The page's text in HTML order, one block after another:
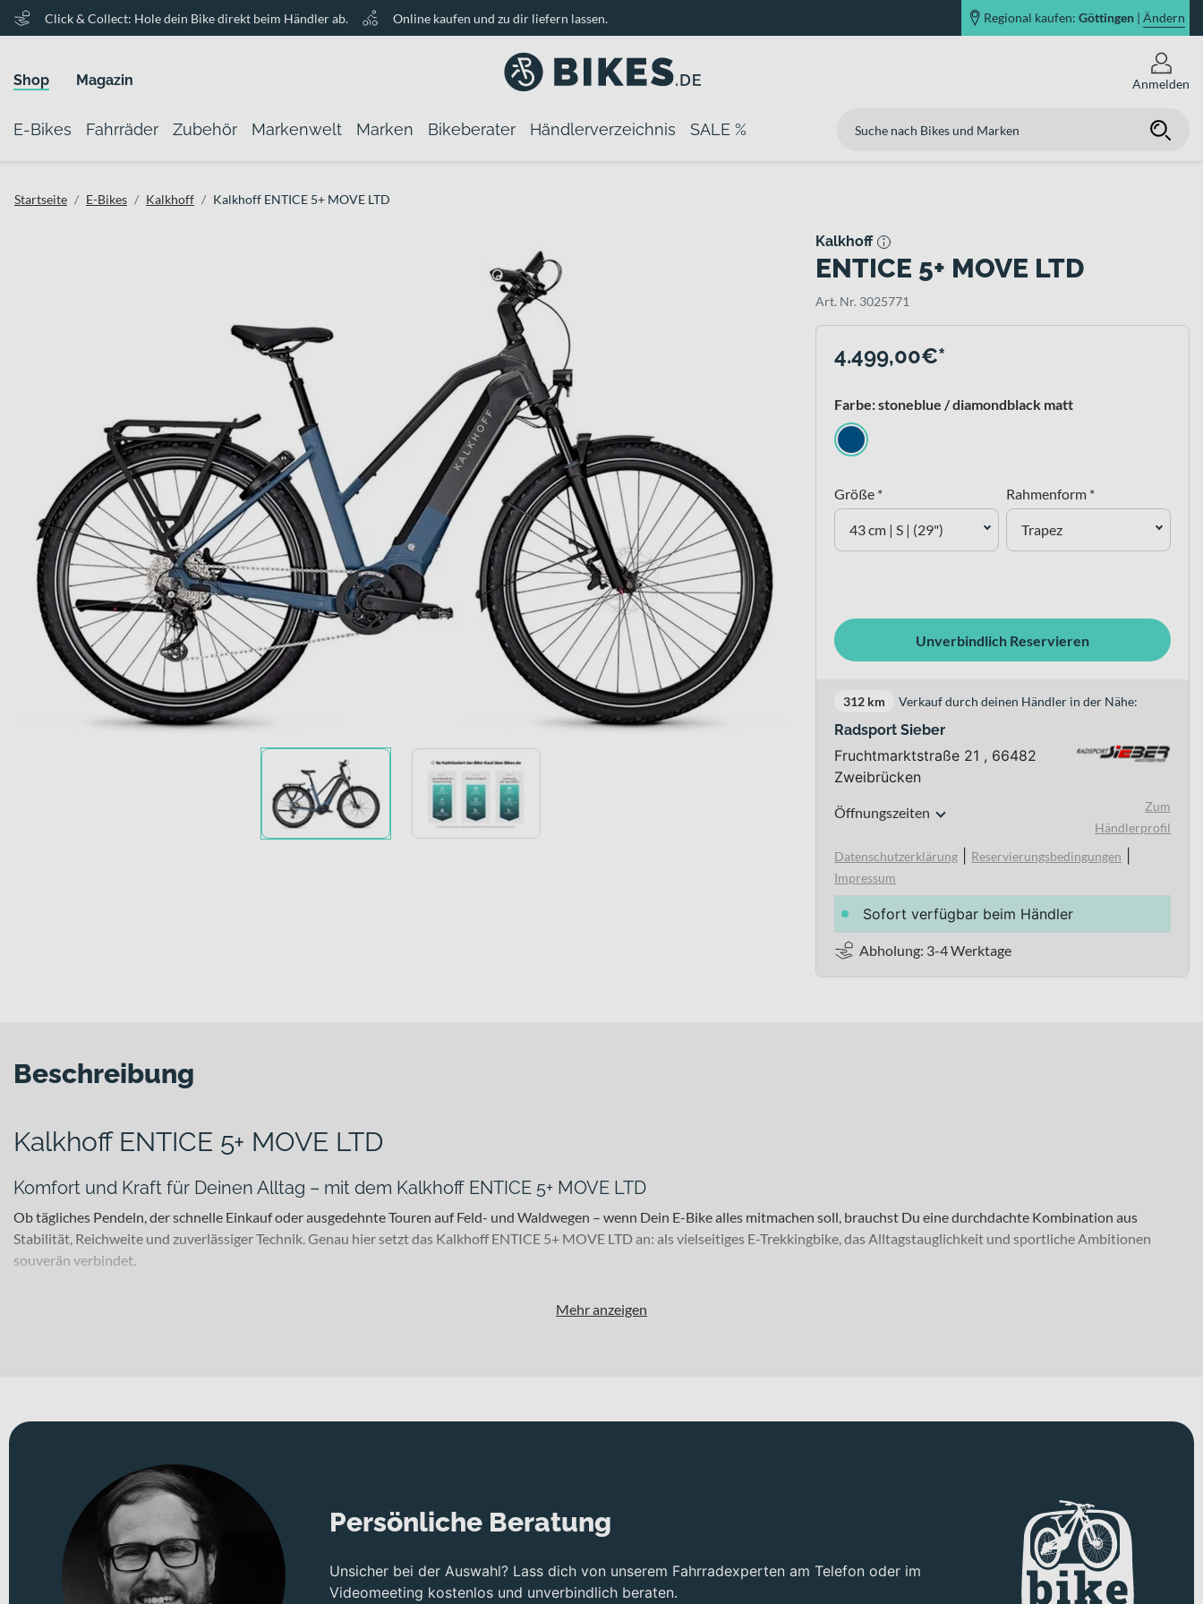
Click & Collect: Hole dein Bike direkt beim Händler ab. Online kaufen und zu dir liefern lassen. Regional kaufen: Göttingen | Ändern
Shop Magazin Anmelden
E-Bikes Fahrräder Zubehör Markenwelt Marken Bikeberater Händlerverzeichnis SALE %
Startseite E-Bikes Kalkhoff Kalkhoff ENTICE 5+ MOVE LTD
Kalkhoff
ENTICE 5+ MOVE LTD
Art. Nr. 3025771
4.499,00€*
Farbe: stoneblue / diamondblack matt
Größe *
43 cm | S | (29")
Rahmenform *
Trapez
Unverbindlich Reservieren
312 km Verkauf durch deinen Händler in der Nähe:
Radsport Sieber
Fruchtmarktstraße 21 , 66482
Zweibrücken
Öffnungszeiten
Zum
Händlerprofil
Datenschutzerklärung
Reservierungsbedingungen
Impressum
Sofort verfügbar beim Händler
Abholung: 3-4 Werktage
Beschreibung
Kalkhoff ENTICE 5+ MOVE LTD
Komfort und Kraft für Deinen Alltag – mit dem Kalkhoff ENTICE 5+ MOVE LTD
Ob tägliches Pendeln, der schnelle Einkauf oder ausgedehnte Touren auf Feld- und Waldwegen – wenn Dein E-Bike alles mitmachen soll, brauchst Du eine durchdachte Kombination aus
Stabilität, Reichweite und zuverlässiger Technik. Genau hier setzt das Kalkhoff ENTICE 5+ MOVE LTD an: als vielseitiges E-Trekkingbike, das Alltagstauglichkeit und sportliche Ambitionen
souverän verbindet.
Technisches Konzept und Systemintegration
Mobie34 Air Gabel mit 15 mm thru axle, die Unebenheiten spürbar abfedert und Dir ein sicheres Fahrgefühl vermittelt. In Kombination mit den griffigen CST Gripper Reifen in der Dimension
57-622 mit Reflexstreifen profitierst Du von Spurtreue und guter Sichtbarkeit.
Die 10-Gang-Kettenschaltung mit Shimano CN-LG50 Kette unterstützt Dich dabei, Deine Trittfrequenz an Steigungen wie auch auf schnellen Passagen optimal anzupassen. Beim Bremsen
vertraust Du vorne wie hinten auf Tektro T535 Bremsen, ausgeführt als hydraulische Scheibenbremsen, die eine zuverlässige Verzögerung bei unterschiedlichen Witterungsbedingungen
ermöglichen. Die gefederte Patent-Sattelstütze erhöht zusätzlich den Sitzkomfort auf längeren Strecken.
Mehr anzeigen
Persönliche Beratung
Unsicher bei der Auswahl? Lass dich von unserem Fahrradexperten am Telefon oder im
Videomeeting kostenlos und unverbindlich beraten.